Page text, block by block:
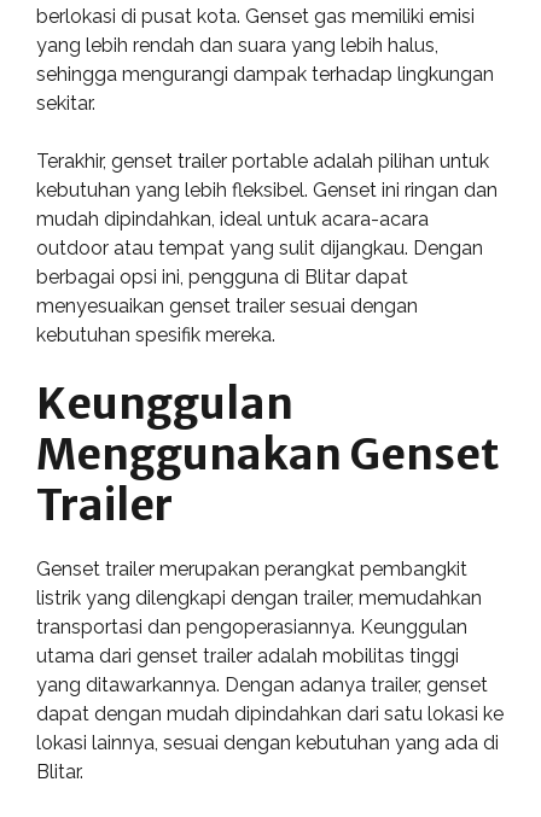
berlokasi di pusat kota. Genset gas memiliki emisi
yang lebih rendah dan suara yang lebih halus,
sehingga mengurangi dampak terhadap lingkungan
sekitar.
Terakhir, genset trailer portable adalah pilihan untuk
kebutuhan yang lebih fleksibel. Genset ini ringan dan
mudah dipindahkan, ideal untuk acara-acara
outdoor atau tempat yang sulit dijangkau. Dengan
berbagai opsi ini, pengguna di Blitar dapat
menyesuaikan genset trailer sesuai dengan
kebutuhan spesifik mereka.
Keunggulan
Menggunakan Genset
Trailer
Genset trailer merupakan perangkat pembangkit
listrik yang dilengkapi dengan trailer, memudahkan
transportasi dan pengoperasiannya. Keunggulan
utama dari genset trailer adalah mobilitas tinggi
yang ditawarkannya. Dengan adanya trailer, genset
dapat dengan mudah dipindahkan dari satu lokasi ke
lokasi lainnya, sesuai dengan kebutuhan yang ada di
Blitar.